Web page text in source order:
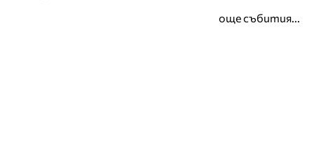
още събития...